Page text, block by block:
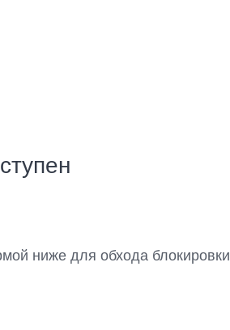
ниже для обхода блокировки